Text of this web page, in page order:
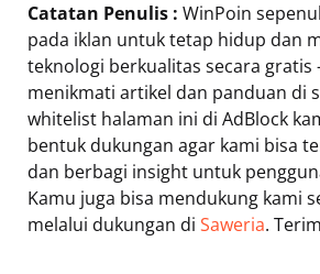
Catatan Penulis : WinPoin
pada iklan untuk tetap hidup dan
teknologi berkualitas secara
menikmati artikel dan panduan di
whitelist halaman ini di AdBlock
bentuk dukungan agar kami bisa
dan berbagi insight untuk
Kamu juga bisa mendukung kami
melalui dukungan di Saweria.